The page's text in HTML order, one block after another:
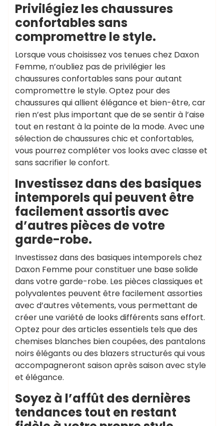
Privilégiez les chaussures
confortables sans
compromettre le style.
Lorsque vous choisissez vos tenues chez Daxon
Femme, n’oubliez pas de privilégier les
chaussures confortables sans pour autant
compromettre le style. Optez pour des
chaussures qui allient élégance et bien-être, car
rien n’est plus important que de se sentir à l’aise
tout en restant à la pointe de la mode. Avec une
sélection de chaussures chic et confortables,
vous pourrez compléter vos looks avec classe et
sans sacrifier le confort.
Investissez dans des basiques
intemporels qui peuvent être
facilement assortis avec
d’autres pièces de votre
garde-robe.
Investissez dans des basiques intemporels chez
Daxon Femme pour constituer une base solide
dans votre garde-robe. Les pièces classiques et
polyvalentes peuvent être facilement assorties
avec d’autres vêtements, vous permettant de
créer une variété de looks différents sans effort.
Optez pour des articles essentiels tels que des
chemises blanches bien coupées, des pantalons
noirs élégants ou des blazers structurés qui vous
accompagneront saison après saison avec style
et élégance.
Soyez à l’affût des dernières
tendances tout en restant